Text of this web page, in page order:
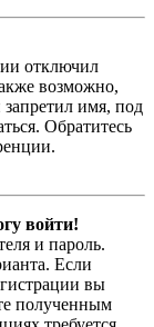
отключил
возможно,
имя, под
Обратитесь
войти!
и пароль.
Если
вы
полученным